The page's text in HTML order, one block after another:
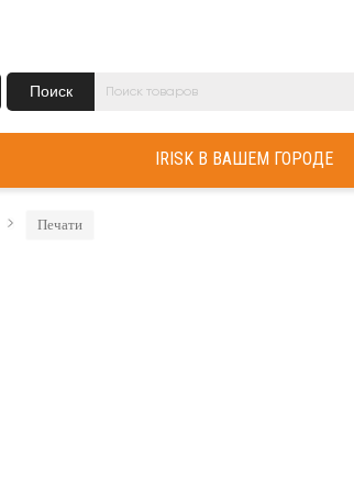
Поиск
IRISK В ВАШЕМ ГОРОДЕ
Печати